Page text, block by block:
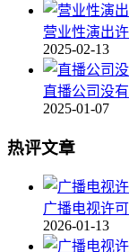
营业性演出
2025-02-13
直播公司没
2025-01-07
热评文章
广播电视许
2026-01-13